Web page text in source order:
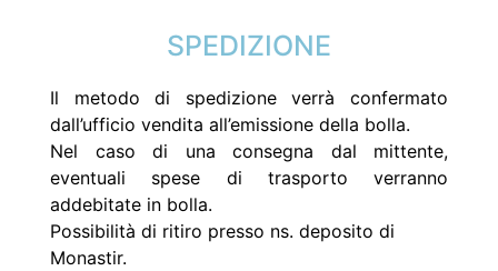
SPEDIZIONE
Il metodo di spedizione verrà confermato
dall’ufficio vendita all’emissione della bolla.
Nel caso di una consegna dal mittente,
eventuali spese di trasporto verranno
addebitate in bolla.
Possibilità di ritiro presso ns. deposito di
Monastir.